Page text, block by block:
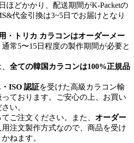
ほどかかり、配送期間がK-Packetの
代金引換は3~5日でお届けとなり
・トリカ カラコンはオーダーメー
通常5〜15日程度の製作期間が必要と
全ての韓国カラコンは100%正規品
ISO 認証を受けた高級カラコン輸
ております。ご安心の上、お買い
い。
ご注文ください。また、 オーダー
用注文製作方式なので、商品を受け
ねます。